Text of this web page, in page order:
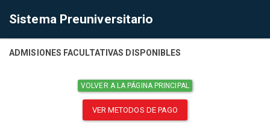
Sistema Preuniversitario
ADMISIONES FACULTATIVAS DISPONIBLES
VOLVER A LA PÁGINA PRINCIPAL
VER METODOS DE PAGO